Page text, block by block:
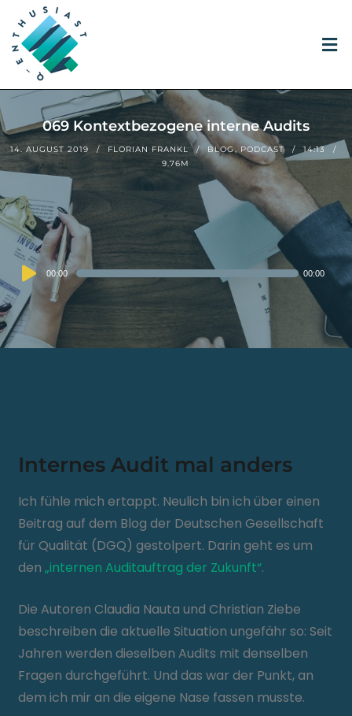
069 Kontextbezogene interne Audits
14. AUGUST 2019 FLORIAN FRANKL BLOG,PODCAST
14:13
9.76M
Audio
Player
00:00 00:00
Internes Audit mal anders
Ich fühle mich ertappt. Neulich bin ich über einen
Beitrag auf dem Blog der Deutschen Gesellschaft
für Qualität (DGQ) gestolpert. Darin geht es um
den„internen Auditauftrag der Zukunft“.
Die Autoren Claudia Nauta und Christian Ziebe
beschreiben die aktuelle Situation ungefähr so: Seit
Jahren werden dieselben Audits mit denselben
Fragen durchgeführt. Und das war der Punkt, an
dem ich mir an die eigene Nase fassen musste.